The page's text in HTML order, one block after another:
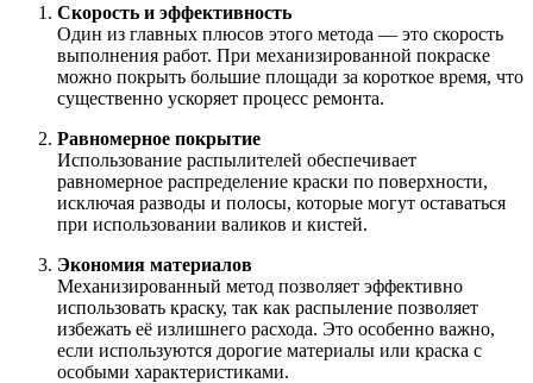
Скорость и эффективность
Один из главных плюсов этого метода — это скорость
выполнения работ. При механизированной покраске
можно покрыть большие площади за короткое время, что
существенно ускоряет процесс ремонта.
Равномерное покрытие
Использование распылителей обеспечивает
равномерное распределение краски по поверхности,
исключая разводы и полосы, которые могут оставаться
при использовании валиков и кистей.
Экономия материалов
Механизированный метод позволяет эффективно
использовать краску, так как распыление позволяет
избежать её излишнего расхода. Это особенно важно,
если используются дорогие материалы или краска с
особыми характеристиками.